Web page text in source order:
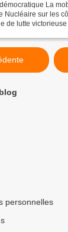
La
Nucléaire sur les
de lutte
personnelles